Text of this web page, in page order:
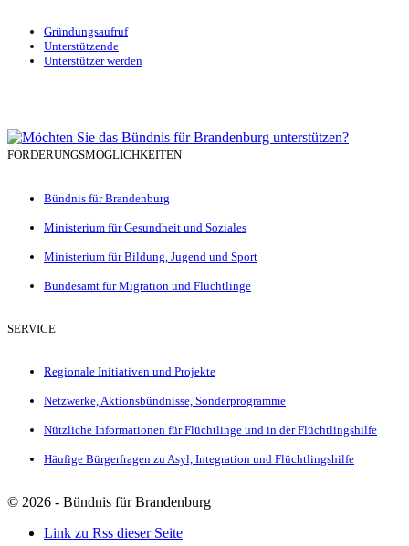
Gründungsaufruf
Unterstützende
Unterstützer werden
FÖRDERUNGSMÖGLICHKEITEN
Bündnis für Brandenburg
Ministerium für Gesundheit und Soziales
Ministerium für Bildung, Jugend und Sport
Bundesamt für Migration und Flüchtlinge
SERVICE
Regionale Initiativen und Projekte
Netzwerke, Aktionsbündnisse, Sonderprogramme
Nützliche Informationen für Flüchtlinge und in der Flüchtlingshilfe
Häufige Bürgerfragen zu Asyl, Integration und Flüchtlingshilfe
© 2026 - Bündnis für Brandenburg
Link zu Rss dieser Seite